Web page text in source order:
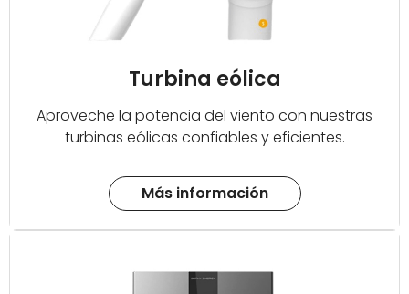
Turbina eólica
Aproveche la potencia del viento con nuestras
turbinas eólicas confiables y eficientes.
Más información